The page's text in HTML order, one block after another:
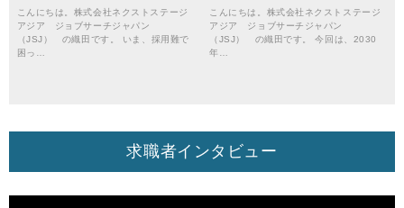
こんにちは。株式会社ネクストステージ
アジア ジョブサーチジャパン
（JSJ） の織田です。 いま、採用難で
困っ…
こんにちは。株式会社ネクストステージ
アジア ジョブサーチジャパン
（JSJ） の織田です。 今回は、2030
年…
求職者インタビュー